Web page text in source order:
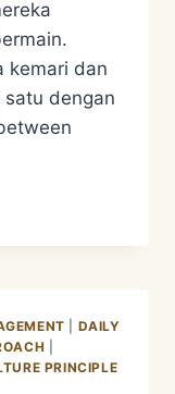
kemari dan
dengan
DAILY
PRINCIPLE